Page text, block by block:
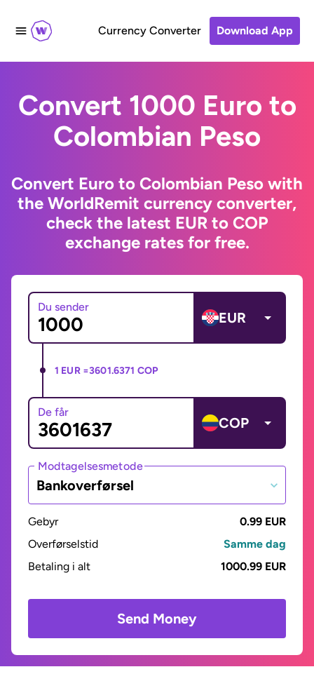
Currency Converter Download App
Convert 1000 Euro to
Colombian Peso
Convert Euro to Colombian Peso with
the WorldRemit currency converter,
check the latest EUR to COP
exchange rates for free.
Du sender
EUR
1 EUR =3601.6371 COP
De får
COP
Modtagelsesmetode
Bankoverførsel
Gebyr
0.99 EUR
Overførselstid
Samme dag
Betaling i alt
1000.99 EUR
Send Money